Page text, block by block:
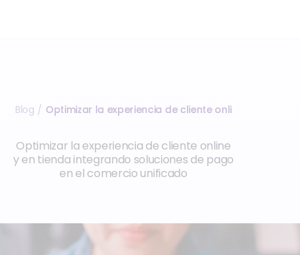
Blog / Optimizar la experiencia de cliente online y en tienda…
Optimizar la experiencia de cliente online
y en tienda integrando soluciones de pago
en el comercio unificado